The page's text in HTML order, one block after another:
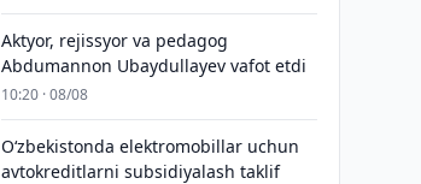
Aktyor, rejissyor va pedagog
Abdumannon Ubaydullayev vafot etdi
10:20 · 08/08
O‘zbekistonda elektromobillar uchun
avtokreditlarni subsidiyalash taklif